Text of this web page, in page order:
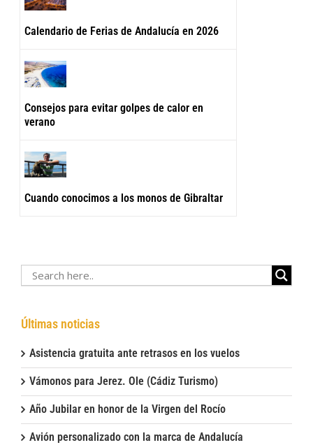
Calendario de Ferias de Andalucía en 2026
Consejos para evitar golpes de calor en
verano
Cuando conocimos a los monos de Gibraltar
Últimas noticias
Asistencia gratuita ante retrasos en los vuelos
Vámonos para Jerez. Ole (Cádiz Turismo)
Año Jubilar en honor de la Virgen del Rocío
Avión personalizado con la marca de Andalucía